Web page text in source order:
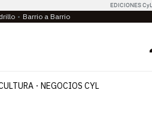
EDICIONES CyL
Barrio a Barrio
NEGOCIOS CYL